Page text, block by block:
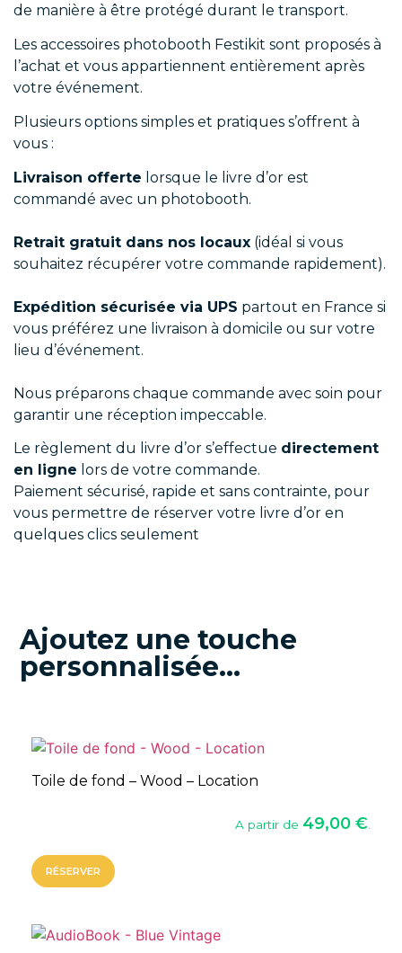
de manière à être protégé durant le transport.
Les accessoires photobooth Festikit sont proposés à
l’achat et vous appartiennent entièrement après
votre événement.
Plusieurs options simples et pratiques s’offrent à
vous :
Livraison offerte lorsque le livre d’or est
commandé avec un photobooth.
Retrait gratuit dans nos locaux (idéal si vous
souhaitez récupérer votre commande rapidement).
Expédition sécurisée via UPS partout en France si
vous préférez une livraison à domicile ou sur votre
lieu d’événement.
Nous préparons chaque commande avec soin pour
garantir une réception impeccable.
Le règlement du livre d’or s’effectue directement
en ligne lors de votre commande.
Paiement sécurisé, rapide et sans contrainte, pour
vous permettre de réserver votre livre d’or en
quelques clics seulement
Ajoutez une touche
personnalisée...
Toile de fond – Wood – Location
A partir de 49,00 €
RÉSERVER